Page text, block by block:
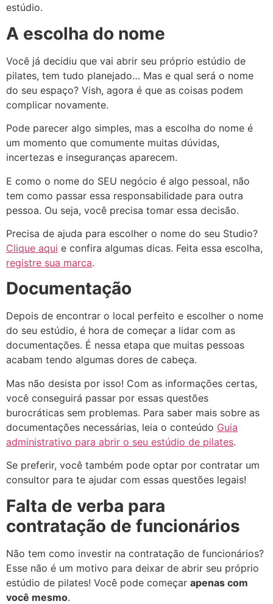
estúdio.
A escolha do nome
Você já decidiu que vai abrir seu próprio estúdio de
pilates, tem tudo planejado… Mas e qual será o nome
do seu espaço? Vish, agora é que as coisas podem
complicar novamente.
Pode parecer algo simples, mas a escolha do nome é
um momento que comumente muitas dúvidas,
incertezas e inseguranças aparecem.
E como o nome do SEU negócio é algo pessoal, não
tem como passar essa responsabilidade para outra
pessoa. Ou seja, você precisa tomar essa decisão.
Precisa de ajuda para escolher o nome do seu Studio?
Clique aqui e confira algumas dicas. Feita essa escolha,
registre sua marca.
Documentação
Depois de encontrar o local perfeito e escolher o nome
do seu estúdio, é hora de começar a lidar com as
documentações. É nessa etapa que muitas pessoas
acabam tendo algumas dores de cabeça.
Mas não desista por isso! Com as informações certas,
você conseguirá passar por essas questões
burocráticas sem problemas. Para saber mais sobre as
documentações necessárias, leia o conteúdo Guia
administrativo para abrir o seu estúdio de pilates.
Se preferir, você também pode optar por contratar um
consultor para te ajudar com essas questões legais!
Falta de verba para
contratação de funcionários
Não tem como investir na contratação de funcionários?
Esse não é um motivo para deixar de abrir seu próprio
estúdio de pilates! Você pode começar apenas com
você mesmo.